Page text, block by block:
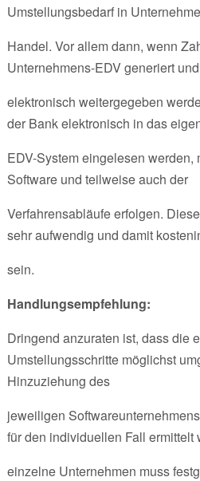
Umstellungsbedarf in
Handel. Vor allem dann, wenn
Unternehmens-EDV generiert
elektronisch weitergegeben
der Bank elektronisch in das
EDV-System eingelesen
Software und teilweise auch der
Verfahrensabläufe erfolgen.
sehr aufwendig und damit
sein.
Handlungsempfehlung:
Dringend anzuraten ist, dass die
Umstellungsschritte möglichst
Hinzuziehung des
jeweiligen
für den individuellen Fall ermittelt
einzelne Unternehmen muss